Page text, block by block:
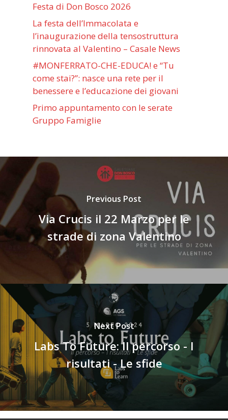
Festa di Don Bosco 2026
La festa dell’Immacolata e
l’inaugurazione della tensostruttura
rinnovata al Valentino – Casale News
#MONFERRATO-CHE-EDUCA! e “Tu
come stai?”: nasce una rete per il
benessere e l’educazione dei giovani
Primo appuntamento con le serate
Gruppo Famiglie
Previous Post
Via Crucis il 22 Marzo per le
strade di zona Valentino
Next Post
Labs To Future: Il percorso - I
risultati - Le sfide